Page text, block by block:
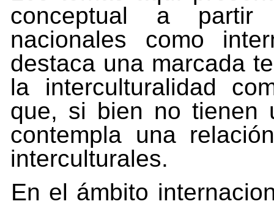
conceptual a partir
nacionales como
destaca una marcada
la interculturalidad
que, si bien no tienen
contempla una
interculturales.
En el ámbito